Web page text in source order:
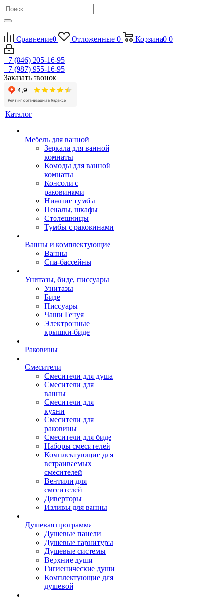
Сравнение0 Отложенные 0 Корзина0 0
+7 (846) 205-16-95
+7 (987) 955-16-95
Заказать звонок
Каталог
Мебель для ванной
Зеркала для ванной
комнаты
Комоды для ванной
комнаты
Консоли с
раковинами
Нижние тумбы
Пеналы, шкафы
Столешницы
Тумбы с раковинами
Ванны и комплектующие
Ванны
Спа-бассейны
Унитазы, биде, писсуары
Унитазы
Биде
Писсуары
Чаши Генуя
Электронные
крышки-биде
Раковины
Смесители
Смесители для душа
Смесители для
ванны
Смесители для
кухни
Смесители для
раковины
Смесители для биде
Наборы смесителей
Комплектующие для
встраиваемых
смесителей
Вентили для
смесителей
Диверторы
Изливы для ванны
Душевая программа
Душевые панели
Душевые гарнитуры
Душевые системы
Верхние души
Гигиенические души
Комплектующие для
душевой